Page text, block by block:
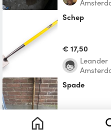
schep
€ 17,50
Leander
spade